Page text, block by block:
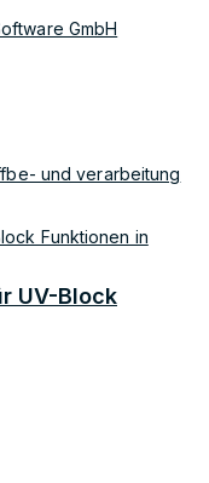
GmbH
und verarbeitung
UV-Block